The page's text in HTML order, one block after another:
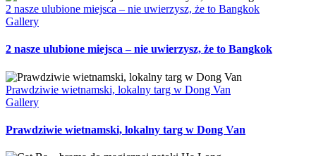
2 nasze ulubione miejsca – nie uwierzysz, że to Bangkok
Gallery
2 nasze ulubione miejsca – nie uwierzysz, że to Bangkok
Prawdziwie wietnamski, lokalny targ w Dong Van
Gallery
Prawdziwie wietnamski, lokalny targ w Dong Van